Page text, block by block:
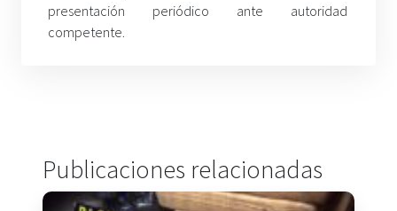
presentación periódico ante autoridad
competente.
Publicaciones relacionadas